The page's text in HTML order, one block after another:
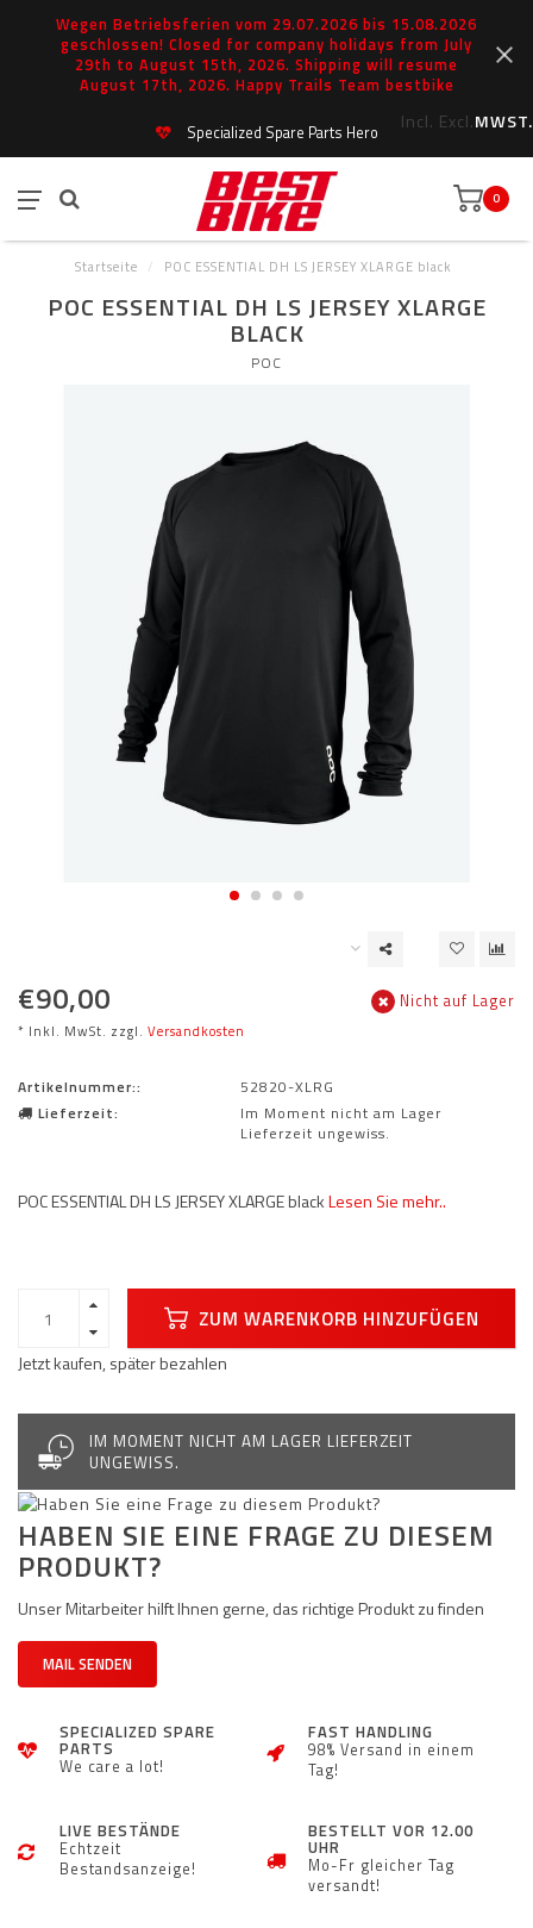
Wegen Betriebsferien vom 29.07.2026 bis 15.08.2026
geschlossen! Closed for company holidays from July
29th to August 15th, 2026. Shipping will resume
August 17th, 2026. Happy Trails Team bestbike
Incl. Excl.MWST.
Specialized Spare Parts Hero
0
Startseite / POC ESSENTIAL DH LS JERSEY XLARGE black
POC ESSENTIAL DH LS JERSEY XLARGE
BLACK
POC
€90,00
* Inkl. MwSt. zzgl. Versandkosten
Nicht auf Lager
Artikelnummer::
52820-XLRG
Lieferzeit:
Im Moment nicht am Lager
Lieferzeit ungewiss.
POC ESSENTIAL DH LS JERSEY XLARGE blackLesen Sie mehr..
ZUM WARENKORB HINZUFÜGEN
Jetzt kaufen, später bezahlen
IM MOMENT NICHT AM LAGER LIEFERZEIT
UNGEWISS.
HABEN SIE EINE FRAGE ZU DIESEM
PRODUKT?
Unser Mitarbeiter hilft Ihnen gerne, das richtige Produkt zu finden
MAIL SENDEN
SPECIALIZED SPARE
PARTS
We care a lot!
FAST HANDLING
98% Versand in einem
Tag!
LIVE BESTÄNDE
Echtzeit
Bestandsanzeige!
BESTELLT VOR 12.00
UHR
Mo-Fr gleicher Tag
versandt!